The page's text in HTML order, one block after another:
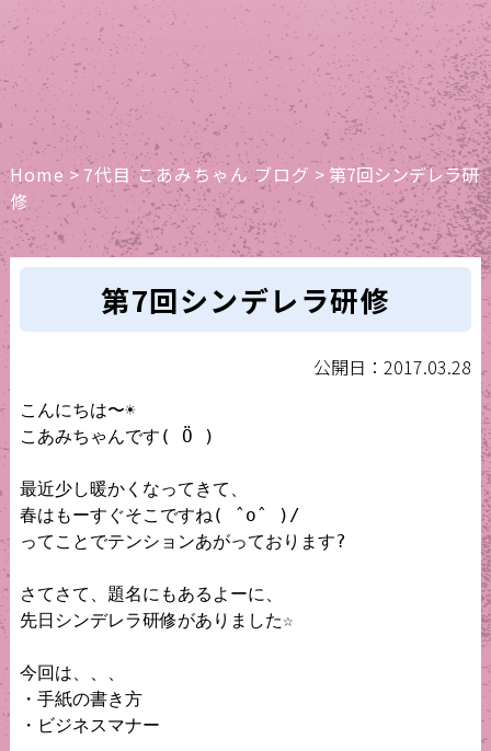
Home > 7代目 こあみちゃん ブログ > 第7回シンデレラ研
修
第7回シンデレラ研修
公開日：2017.03.28
こんにちは〜☀️
こあみちゃんです( Ö )
最近少し暖かくなってきて、
春はもーすぐそこですね( ˆoˆ )/
ってことでテンションあがっております?
さてさて、題名にもあるよーに、
先日シンデレラ研修がありました☆
今回は、、、
・手紙の書き方
・ビジネスマナー